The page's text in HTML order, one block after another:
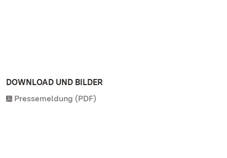
DOWNLOAD UND BILDER
Pressemeldung (PDF)